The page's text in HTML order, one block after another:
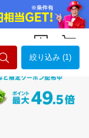
絞り込み (1)